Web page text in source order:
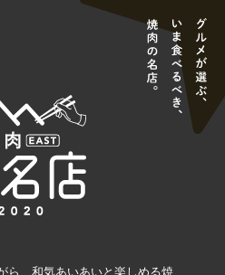
ら、和気あいあいと楽しめる焼